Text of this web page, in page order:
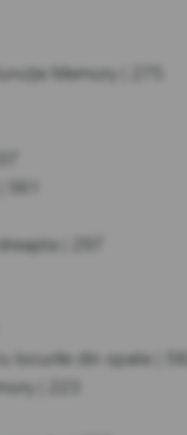
Memory | 275
| 297
locurile din spate | 582
| 223